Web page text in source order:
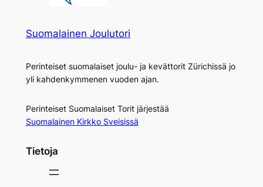
Suomalainen Joulutori
Perinteiset suomalaiset joulu- ja kevättorit Zürichissä jo
yli kahdenkymmenen vuoden ajan.
Perinteiset Suomalaiset Torit järjestää
Suomalainen Kirkko Sveisissä
Tietoja